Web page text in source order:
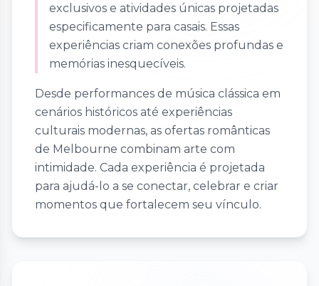
exclusivos e atividades únicas projetadas
especificamente para casais. Essas
experiências criam conexões profundas e
memórias inesquecíveis.
Desde performances de música clássica em
cenários históricos até experiências
culturais modernas, as ofertas românticas
de Melbourne combinam arte com
intimidade. Cada experiência é projetada
para ajudá-lo a se conectar, celebrar e criar
momentos que fortalecem seu vínculo.